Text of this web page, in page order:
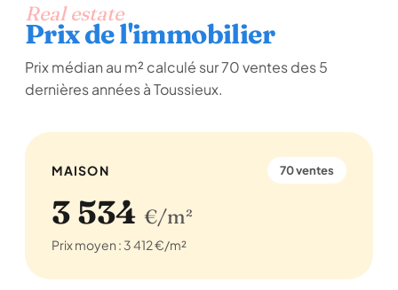
Real estate
Prix de l'immobilier
Prix médian au m² calculé sur 70 ventes des 5
dernières années à Toussieux.
MAISON 70 ventes
3 534 €/m²
Prix moyen : 3 412 €/m²